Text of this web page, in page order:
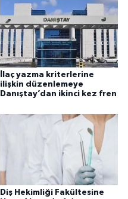
İlaç yazma kriterlerine
ilişkin düzenlemeye
Danıştay’dan ikinci kez fren
Diş Hekimliği Fakültesine